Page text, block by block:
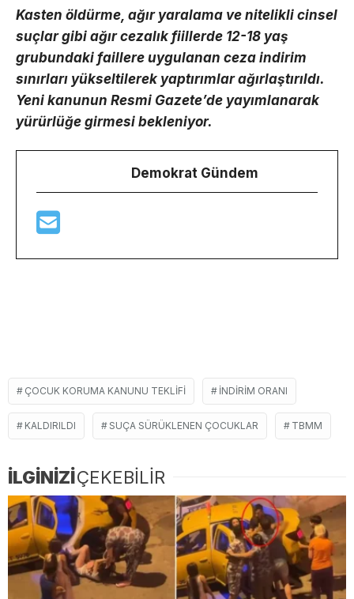
Kasten öldürme, ağır yaralama ve nitelikli cinsel
suçlar gibi ağır cezalık fiillerde 12-18 yaş
grubundaki faillere uygulanan ceza indirim
sınırları yükseltilerek yaptırımlar ağırlaştırıldı.
Yeni kanunun Resmi Gazete’de yayımlanarak
yürürlüğe girmesi bekleniyor.
Demokrat Gündem
ÇOCUK KORUMA KANUNU TEKLIFI INDIRIM ORANI
KALDIRILDI SUÇA SÜRÜKLENEN ÇOCUKLAR TBMM
İLGİNİZİÇEKEBİLİR